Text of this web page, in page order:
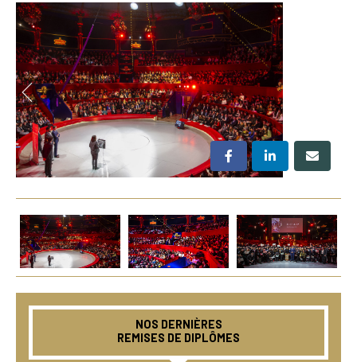
NOS DERNIÈRES
REMISES DE DIPLÔMES